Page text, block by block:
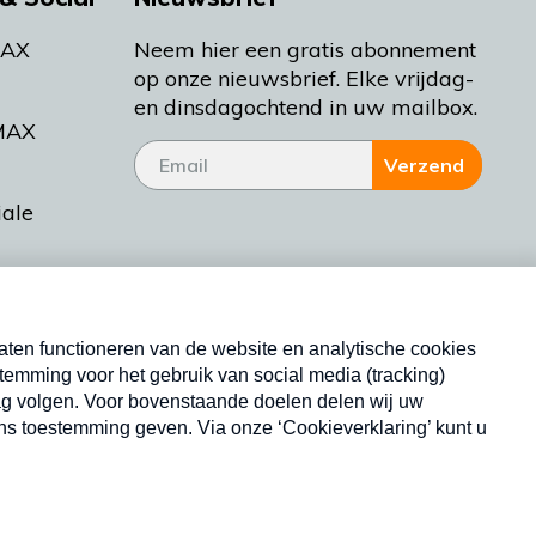
Bakt
Neem hier een gratis abonnement
op onze nieuwsbrief. Elke vrijdag-
en dinsdagochtend in uw mailbox.
Verzend
Nieuwsbrief
Neem hier een gratis abonnement op onze